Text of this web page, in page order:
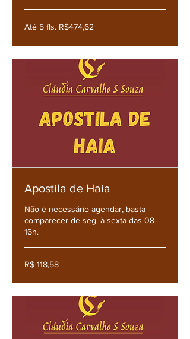
Até
5
Até 5 fls. R$474,62
Apostila de Haia
Não é necessário agendar, basta
comparecer de seg. à sexta das 08-
16h.
R$
118,58
R$ 118,58